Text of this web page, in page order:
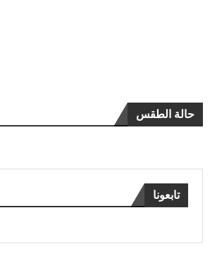
حالة الطقس
تابعونا